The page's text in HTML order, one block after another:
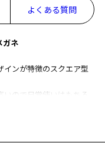
よくある質問
ガネ
インが特徴のスクエア型
いので日常使いはもちろ